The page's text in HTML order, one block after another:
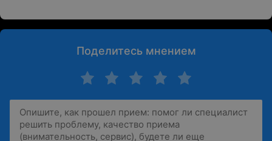
Поделитесь мнением